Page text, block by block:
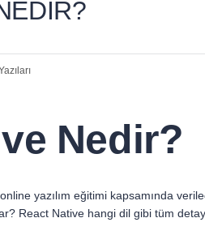
Nedir?
yazılım eğitimi kapsamında
React Native hangi dil gibi tüm